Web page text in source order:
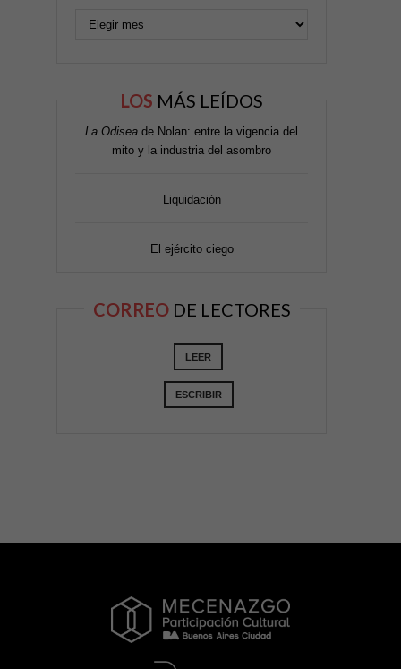
LOS MÁS LEÍDOS
La Odisea de Nolan: entre la vigencia del
mito y la industria del asombro
Liquidación
El ejército ciego
CORREO DE LECTORES
LEER
ESCRIBIR